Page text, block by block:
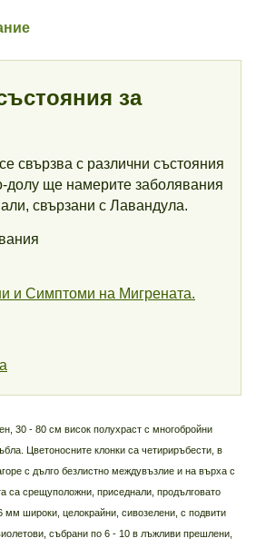
за
свързва с различни състояния
долу ще намерите заболявания
свързани с Лавандула.
и Симптоми на Мигрената.
30 - 80 см висок полухраст с многобройни
Цветоносните клонки са четириръбести, в
с дълго безлистно междувъзлие и на върха с
са срещуположни, приседнали, продълговато
мм широки, целокрайни, сивозелени, с подвити
събрани по 6 - 10 в лъжливи прешлени,